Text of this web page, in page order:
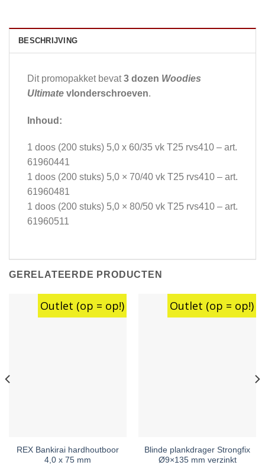
BESCHRIJVING
Dit promopakket bevat3 dozen Woodies
Ultimate vlonderschroeven.
Inhoud:
1 doos (200 stuks) 5,0 x 60/35 vk T25 rvs410 – art.
61960441
1 doos (200 stuks) 5,0 × 70/40 vk T25 rvs410 – art.
61960481
1 doos (200 stuks) 5,0 × 80/50 vk T25 rvs410 – art.
61960511
GERELATEERDE PRODUCTEN
Outlet (op = op!)
REX Bankirai hardhoutboor
4,0 x 75 mm
Outlet (op = op!)
Blinde plankdrager Strongfix
Ø9×135 mm verzinkt